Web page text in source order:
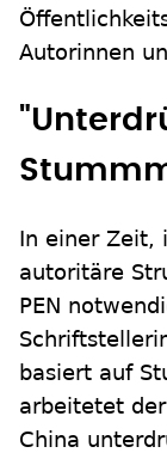
Autorinnen
In einer Zeit,
autoritäre
PEN
basiert auf
arbeitetet
China